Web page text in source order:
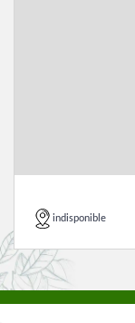
indisponible